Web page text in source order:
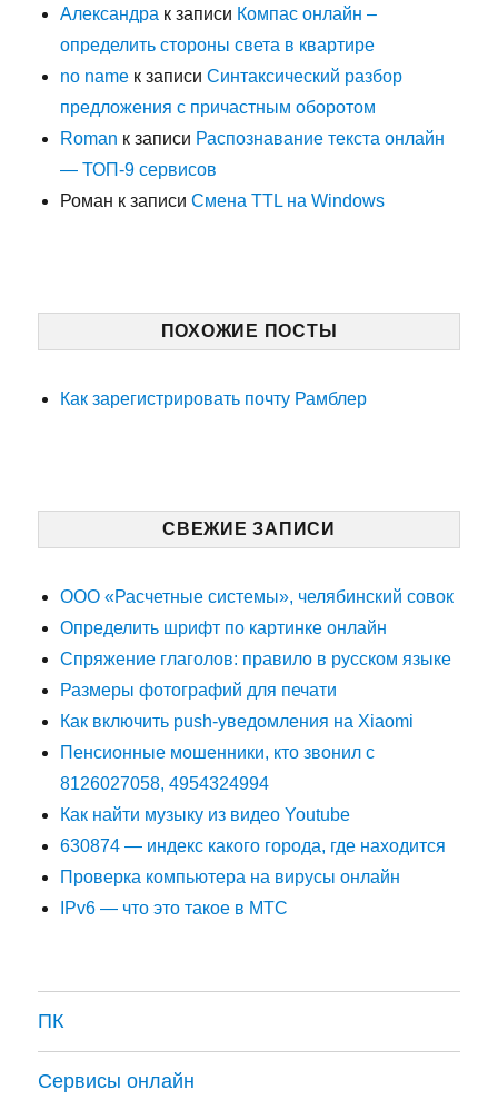
Александра к записи Компас онлайн –
определить стороны света в квартире
no name к записиСинтаксический разбор
предложения с причастным оборотом
Roman к записи Распознавание текста онлайн
— ТОП-9 сервисов
Роман к записиСмена TTL на Windows
ПОХОЖИЕ ПОСТЫ
Как зарегистрировать почту Рамблер
СВЕЖИЕ ЗАПИСИ
ООО «Расчетные системы», челябинский совок
Определить шрифт по картинке онлайн
Спряжение глаголов: правило в русском языке
Размеры фотографий для печати
Как включить push-уведомления на Xiaomi
Пенсионные мошенники, кто звонил с
8126027058, 4954324994
Как найти музыку из видео Youtube
630874 — индекс какого города, где находится
Проверка компьютера на вирусы онлайн
IPv6 — что это такое в МТС
ПК
Сервисы онлайн